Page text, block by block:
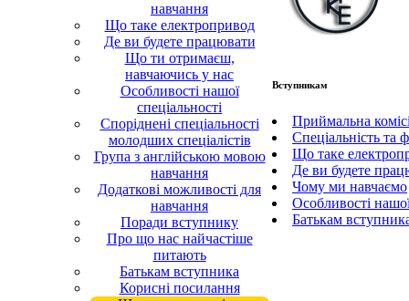
навчання
Що таке електропривод
Де ви будете працювати
Що ти отримаєш,
навчаючись у нас
Особливості нашої
спеціальності
Споріднені спеціальності
молодших спеціалістів
Група з англійською мовою
навчання
Додаткові можливості для
навчання
Поради вступнику
Про що нас найчастіше
питають
Батькам вступника
Корисні посилання
Вступникам
Приймальна
Спеціальність та
Що таке
Де ви будете
Чому ми навчаємо
Особливості
Батькам